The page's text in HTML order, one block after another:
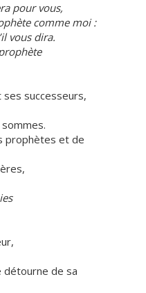
pour vous,
comme moi :
vous dira.
ses successeurs,
prophètes et de
détourne de sa